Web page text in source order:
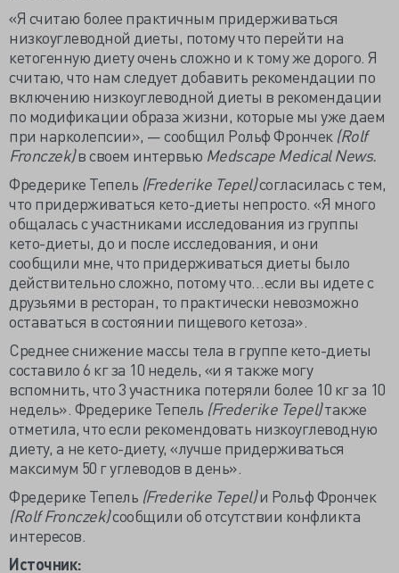
«Я считаю более практичным придерживаться
низкоуглеводной диеты, потому что перейти на
кетогенную диету очень сложно и к тому же дорого. Я
считаю, что нам следует добавить рекомендации по
включению низкоуглеводной диеты в рекомендации
по модификации образа жизни, которые мы уже даем
при нарколепсии», — сообщил Рольф Фрончек (Rolf
Fronczek)в своем интервью Medscape Medical News.
Фредерике Тепель (Frederike Tepel)согласилась с тем,
что придерживаться кето-диеты непросто. «Я много
общалась с участниками исследования из группы
кето-диеты, до и после исследования, и они
сообщили мне, что придерживаться диеты было
действительно сложно, потому что…если вы идете с
друзьями в ресторан, то практически невозможно
оставаться в состоянии пищевого кетоза».
Среднее снижение массы тела в группе кето-диеты
составило 6 кг за 10 недель, «и я также могу
вспомнить, что 3 участника потеряли более 10 кг за 10
недель». Фредерике Тепель (Frederike Tepel)также
отметила, что если рекомендовать низкоуглеводную
диету, а не кето-диету, «лучше придерживаться
максимум 50 г углеводов в день».
Фредерике Тепель (Frederike Tepel)и Рольф Фрончек
(Rolf Fronczek)сообщили об отсутствии конфликта
интересов.
Источник: